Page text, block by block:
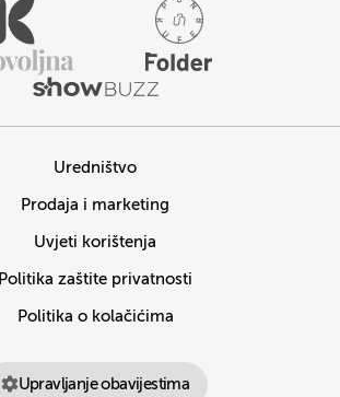
Uredništvo
Prodaja i marketing
Uvjeti korištenja
Politika zaštite privatnosti
Politika o kolačićima
Upravljanje obavijestima